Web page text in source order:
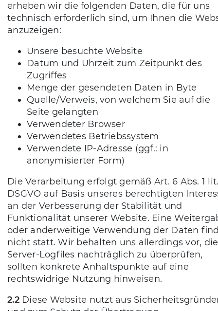
erheben wir die folgenden Daten, die für uns
technisch erforderlich sind, um Ihnen die
anzuzeigen:
Unsere besuchte Website
Datum und Uhrzeit zum Zeitpunkt des
Zugriffes
Menge der gesendeten Daten in Byte
Quelle/Verweis, von welchem Sie auf die
Seite gelangten
Verwendeter Browser
Verwendetes Betriebssystem
Verwendete IP-Adresse (ggf.: in
anonymisierter Form)
Die Verarbeitung erfolgt gemäß Art. 6 Abs. 1
DSGVO auf Basis unseres berechtigten
an der Verbesserung der Stabilität und
Funktionalität unserer Website. Eine
oder anderweitige Verwendung der Daten
nicht statt. Wir behalten uns allerdings vor, die
Server-Logfiles nachträglich zu überprüfen,
sollten konkrete Anhaltspunkte auf eine
rechtswidrige Nutzung hinweisen.
2.2Diese Website nutzt aus